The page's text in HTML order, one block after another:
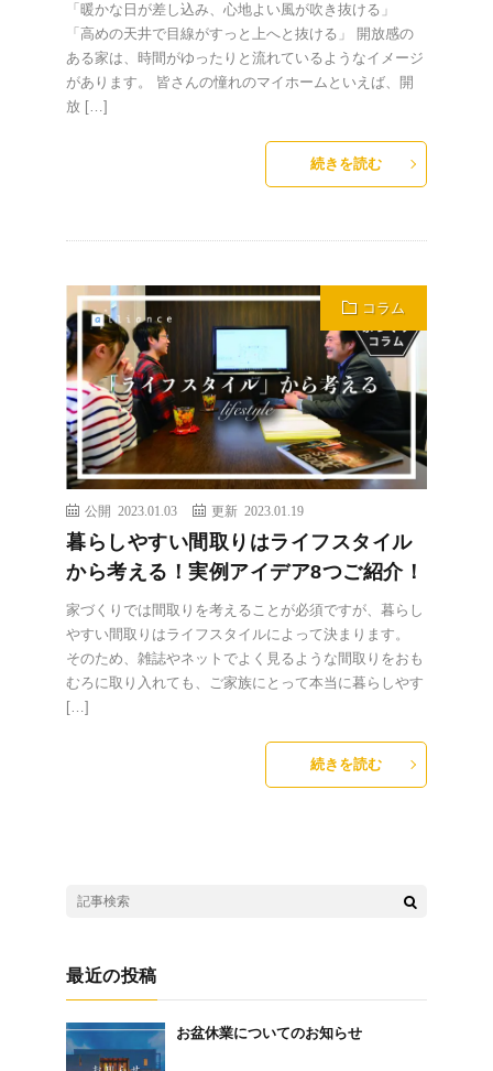
「暖かな日が差し込み、心地よい風が吹き抜ける」
「高めの天井で目線がすっと上へと抜ける」 開放感の
ある家は、時間がゆったりと流れているようなイメージ
があります。 皆さんの憧れのマイホームといえば、開
放 […]
続きを読む
コラム
公開 2023.01.03 更新 2023.01.19
暮らしやすい間取りはライフスタイル
から考える！実例アイデア8つご紹介！
家づくりでは間取りを考えることが必須ですが、暮らし
やすい間取りはライフスタイルによって決まります。
そのため、雑誌やネットでよく見るような間取りをおも
むろに取り入れても、ご家族にとって本当に暮らしやす
[…]
続きを読む
最近の投稿
お盆休業についてのお知らせ